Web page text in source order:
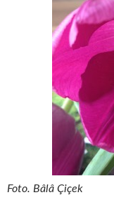
Foto. Bâlâ Çiçek